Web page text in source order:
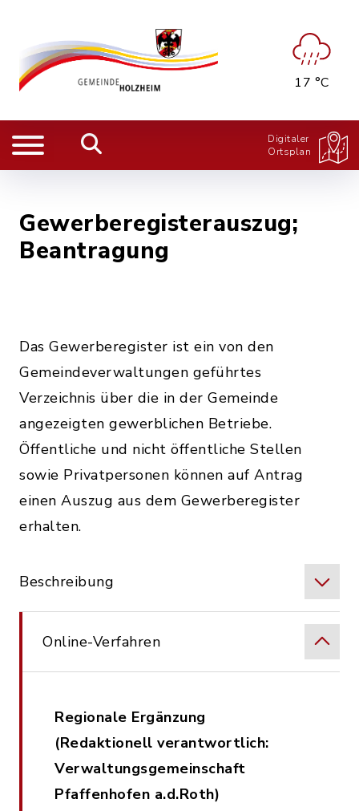
17 °C
Digitaler
Ortsplan
Gewerberegisterauszug;
Beantragung
Das Gewerberegister ist ein von den
Gemeindeverwaltungen geführtes
Verzeichnis über die in der Gemeinde
angezeigten gewerblichen Betriebe.
Öffentliche und nicht öffentliche Stellen
sowie Privatpersonen können auf Antrag
einen Auszug aus dem Gewerberegister
erhalten.
Beschreibung
Online-Verfahren
Regionale Ergänzung
(Redaktionell verantwortlich:
Verwaltungsgemeinschaft
Pfaffenhofen a.d.Roth)